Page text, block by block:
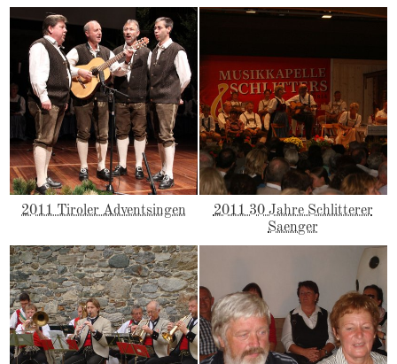
2011 Tiroler Adventsingen
2011 30 Jahre Schlitterer
Saenger